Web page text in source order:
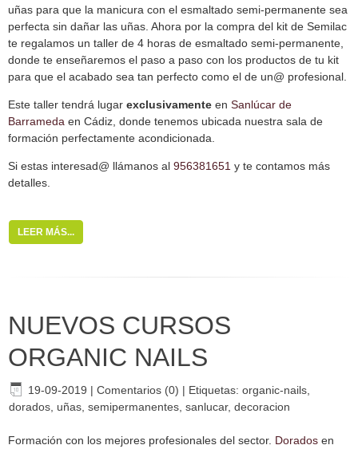
uñas para que la manicura con el esmaltado semi-permanente sea
perfecta sin dañar las uñas. Ahora por la compra del kit de Semilac
te regalamos un taller de 4 horas de esmaltado semi-permanente,
donde te enseñaremos el paso a paso con los productos de tu kit
para que el acabado sea tan perfecto como el de un@ profesional.
Este taller tendrá lugar exclusivamente en Sanlúcar de
Barrameda en Cádiz, donde tenemos ubicada nuestra sala de
formación perfectamente acondicionada.
Si estas interesad@ llámanos al 956381651 y te contamos más
detalles.
LEER MÁS...
NUEVOS CURSOS
ORGANIC NAILS
19-09-2019 | Comentarios (0) | Etiquetas: organic-nails
dorados uñas semipermanentes sanlucar, decoracion
Formación con los mejores profesionales del sector. Dorados en